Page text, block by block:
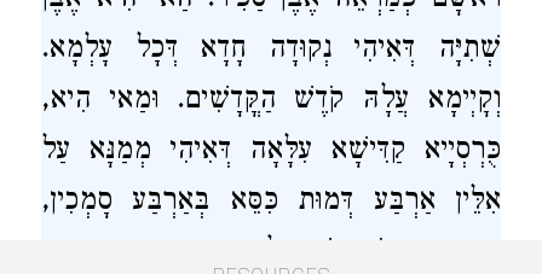
שְׁתִיָּה דְּאִיהִי נְקוּדָה חָדָא דְּכָל עָלְמָא.
וְקָיְימָא עֲלָהּ קֹדֶשׁ הַקֳּדָשִׁים. וּמַאי הִיא,
כֻּרְסְיָיא קַדִּישָׁא עִלָּאָה דְּאִיהִי מְמַנָּא עַל
אִלֵּין אַרְבַּע דְּמוּת כִּסֵּא בְּאַרְבַּע סָמְכִין,
וְדָא הוּא תּוֹרָה שֶׁבְּעַל פֶּה.